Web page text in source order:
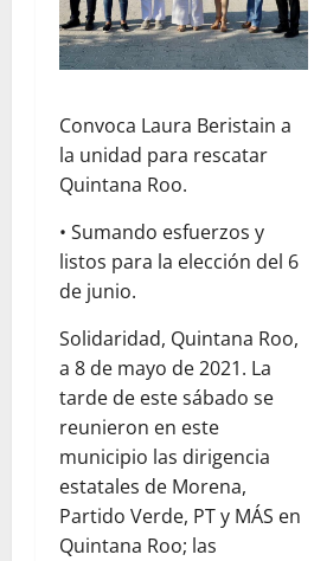
Convoca Laura Beristain a
la unidad para rescatar
Quintana Roo.
• Sumando esfuerzos y
listos para la elección del 6
de junio.
Solidaridad, Quintana Roo,
a 8 de mayo de 2021. La
tarde de este sábado se
reunieron en este
municipio las dirigencia
estatales de Morena,
Partido Verde, PT y MÁS en
Quintana Roo; las